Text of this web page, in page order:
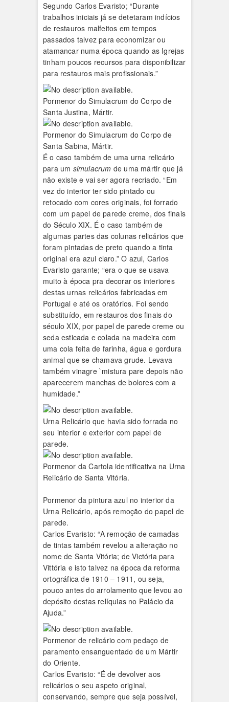
Segundo Carlos Evaristo; “Durante
trabalhos iniciais já se detetaram indícios
de restauros malfeitos em tempos
passados talvez para economizar ou
atamancar numa época quando as Igrejas
tinham poucos recursos para disponibilizar
para restauros mais profissionais.”
Pormenor do Simulacrum do Corpo de
Santa Justina, Mártir.
Pormenor do Simulacrum do Corpo de
Santa Sabina, Mártir.
É o caso também de uma urna relicário
para um simulacrum de uma mártir que já
não existe e vai ser agora recriado. “Em
vez do interior ter sido pintado ou
retocado com cores originais, foi forrado
com um papel de parede creme, dos finais
do Século XIX. É o caso também de
algumas partes das colunas relicários que
foram pintadas de preto quando a tinta
original era azul claro.” O azul, Carlos
Evaristo garante; “era o que se usava
muito à época pra decorar os interiores
destas urnas relicários fabricadas em
Portugal e até os oratórios. Foi sendo
substituído, em restauros dos finais do
século XIX, por papel de parede creme ou
seda esticada e colada na madeira com
uma cola feita de farinha, água e gordura
animal que se chamava grude. Levava
também vinagre `mistura pare depois não
aparecerem manchas de bolores com a
humidade.”
Urna Relicário que havia sido forrada no
seu interior e exterior com papel de
parede.
Pormenor da Cartola identificativa na Urna
Relicário de Santa Vitória.
Pormenor da pintura azul no interior da
Urna Relicário, após remoção do papel de
parede.
Carlos Evaristo: “A remoção de camadas
de tintas também revelou a alteração no
nome de Santa Vitória; de Victória para
Vittória e isto talvez na época da reforma
ortográfica de 1910 – 1911, ou seja,
pouco antes do arrolamento que levou ao
depósito destas relíquias no Palácio da
Ajuda.”
Pormenor de relicário com pedaço de
paramento ensanguentado de um Mártir
do Oriente.
Carlos Evaristo: “É de devolver aos
relicários o seu aspeto original,
conservando, sempre que seja possível,